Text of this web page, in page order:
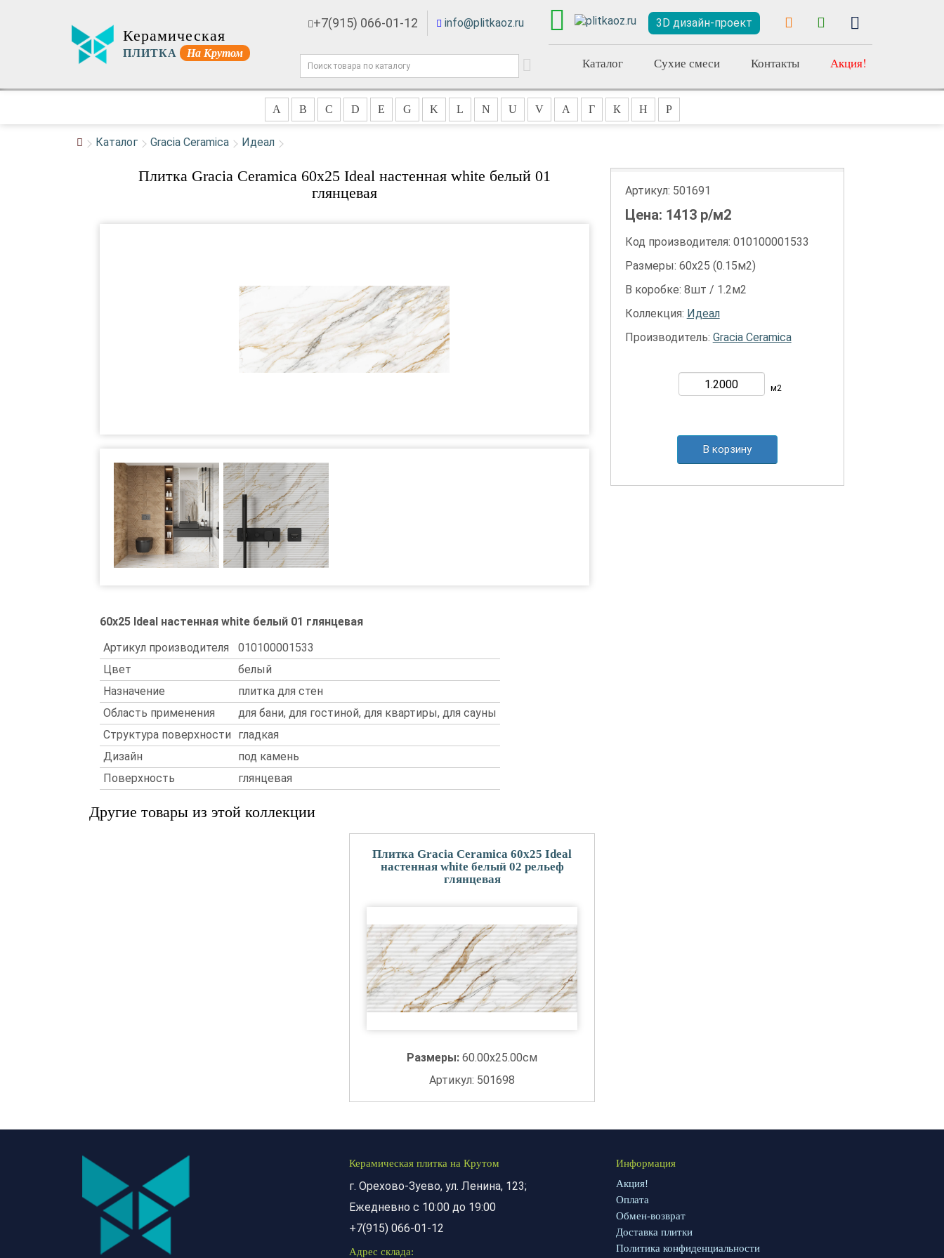
Керамическая
ПЛИТКА На Крутом
+7(915) 066-01-12 info@plitkaoz.ru 3D дизайн-проект
Каталог Сухие смеси Контакты Акция!
A B C D E G K L N U V А Г К Н Р
Каталог Gracia Ceramica Идеал
Плитка Gracia Ceramica 60x25 Ideal настенная white белый 01
глянцевая
60x25 Ideal настенная white белый 01 глянцевая
Артикул производителя
010100001533
Цвет
белый
Назначение
плитка для стен
Область применения
для бани, для гостиной, для квартиры, для сауны
Структура поверхности
гладкая
Дизайн
под камень
Поверхность
глянцевая
Артикул: 501691
Цена: 1413р/м2
Код производителя: 010100001533
Размеры: 60х25 (0.15м2)
В коробке: 8шт / 1.2м2
Коллекция: Идеал
Производитель: Gracia Ceramica
м2
В корзину
Другие товары из этой коллекции
Плитка Gracia Ceramica 60x25 Ideal
настенная white белый 02 рельеф
глянцевая
Размеры: 60.00x25.00см
Артикул: 501698
Керамическая плитка на Крутом
г. Орехово-Зуево, ул. Ленина, 123;
Ежедневно с 10:00 до 19:00
+7(915) 066-01-12
Адрес склада:
Информация
Акция!
Оплата
Обмен-возврат
Доставка плитки
Политика конфиденциальности